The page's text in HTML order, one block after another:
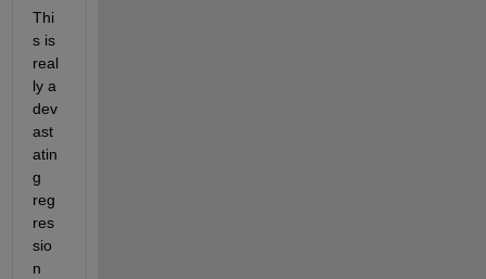
Thi
s is
real
ly a
dev
ast
atin
g
reg
res
sio
n